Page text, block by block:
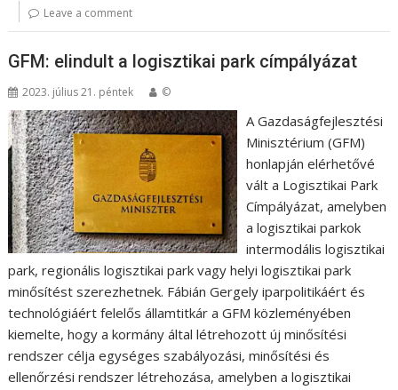
Leave a comment
GFM: elindult a logisztikai park címpályázat
2023. július 21. péntek ©
A Gazdaságfejlesztési
Minisztérium (GFM)
honlapján elérhetővé
vált a Logisztikai Park
Címpályázat, amelyben
a logisztikai parkok
intermodális logisztikai
park, regionális logisztikai park vagy helyi logisztikai park
minősítést szerezhetnek. Fábián Gergely iparpolitikáért és
technológiáért felelős államtitkár a GFM közleményében
kiemelte, hogy a kormány által létrehozott új minősítési
rendszer célja egységes szabályozási, minősítési és
ellenőrzési rendszer létrehozása, amelyben a logisztikai